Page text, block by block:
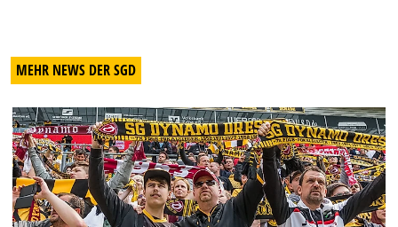
MEHR NEWS DER SGD